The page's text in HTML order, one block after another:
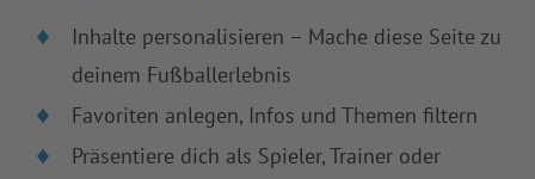
Inhalte personalisieren – Mache diese Seite zu
deinem Fußballerlebnis
Favoriten anlegen, Infos und Themen filtern
Präsentiere dich als Spieler, Trainer oder